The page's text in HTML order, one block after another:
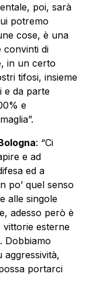
poi, sarà
potremo
cose, è una
convinti di
in un certo
tifosi, insieme
e da parte
e
: “Ci
e ad
ed a
po’ quel senso
alle singole
adesso però è
esterne
Dobbiamo
aggressività,
portarci